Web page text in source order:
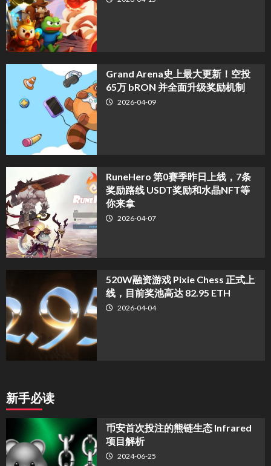
Grand Arena史上最大更新！空投
65万 bRON 并全面升级奖励机制
2026-04-09
RuneHero 第0赛季昨日上线，7条
奖励路线 USDT奖励和水晶NFT等
你来拿
2026-04-07
520W融资游戏 Pixie Chess 正式上
线，目前奖池高达 82.95 ETH
2026-04-04
新手必读
币安首次投注的熊链生态 Infrared
项目解析
2024-06-25